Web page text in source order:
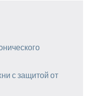
с защитой от